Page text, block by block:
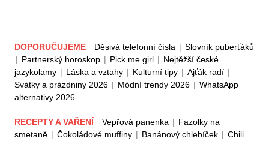
DOPORUČUJEME Děsivá telefonní čísla | Slovník puberťáků
| Partnerský horoskop | Pick me girl | Nejtěžší české
jazykolamy | Láska a vztahy | Kulturní tipy | Ajťák radí |
Svátky a prázdniny 2026 | Módní trendy 2026 | WhatsApp
alternativy 2026
RECEPTY A VAŘENÍ Vepřová panenka | Fazolky na
smetaně | Čokoládové muffiny | Banánový chlebíček | Chili